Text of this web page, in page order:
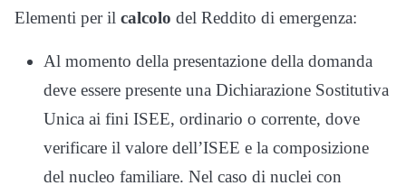
Elementi per il calcolo del Reddito di emergenza:
Al momento della presentazione della domanda
deve essere presente una Dichiarazione Sostitutiva
Unica ai fini ISEE, ordinario o corrente, dove
verificare il valore dell’ISEE e la composizione
del nucleo familiare. Nel caso di nuclei con